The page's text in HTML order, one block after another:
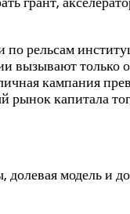
рельсам
вызывают
кампания
капитала
модель и